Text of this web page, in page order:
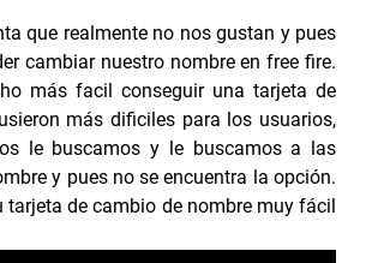
que realmente no nos gustan y pues
cambiar nuestro nombre en free fire.
más facil conseguir una tarjeta de
más dificiles para los usuarios,
le buscamos y le buscamos a las
y pues no se encuentra la opción.
de cambio de nombre muy fácil